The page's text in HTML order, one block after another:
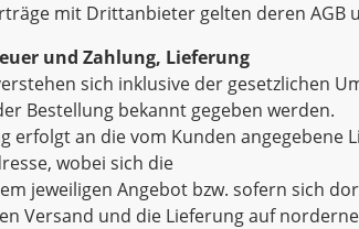
mit Drittanbieter gelten deren
und Zahlung, Lieferung
sich inklusive der gesetzlichen
Bestellung bekannt gegeben werden.
erfolgt an die vom Kunden
wobei sich die
jeweiligen Angebot bzw. sofern sich
Versand und die Lieferung auf